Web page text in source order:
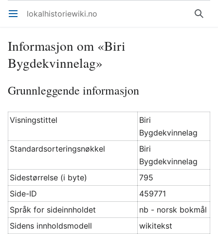
Åpne hovedmenyen lokalhistoriewiki.no Søk
Informasjon om «Biri
Bygdekvinnelag»
Grunnleggende informasjon
Visningstittel
Biri
Bygdekvinnelag
Standardsorteringsnøkkel
Biri
Bygdekvinnelag
Sidestørrelse (i byte)
795
Side-ID
459771
Språk for sideinnholdet
nb - norsk bokmål
Sidens innholdsmodell
wikitekst